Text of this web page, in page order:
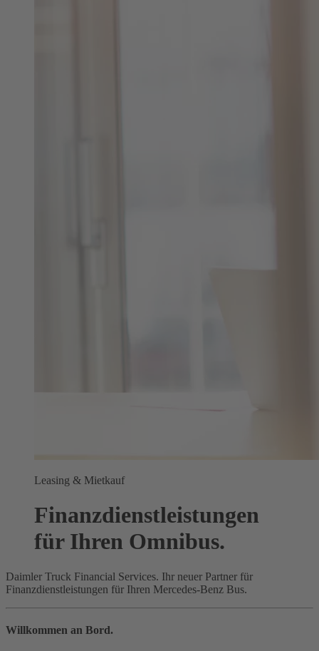
Leasing & Mietkauf
Finanzdienstleistungen
für Ihren Omnibus.
Daimler Truck Financial Services. Ihr neuer Partner für
Finanzdienstleistungen für Ihren Mercedes‑Benz Bus.
Willkommen an Bord.